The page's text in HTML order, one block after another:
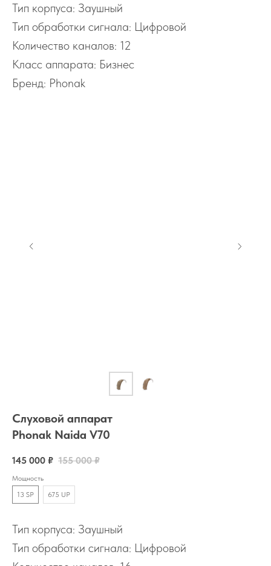
Тип корпуса: Заушный
Тип обработки сигнала: Цифровой
Количество каналов: 12
Класс аппарата: Бизнес
Бренд: Phonak
Слуховой аппарат
Phonak Naida V70
145 000 ₽ 155 000 ₽
Мощность
13 SP
675 UP
Тип корпуса: Заушный
Тип обработки сигнала: Цифровой